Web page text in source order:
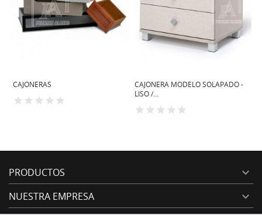
CAJONERAS
CAJONERA MODELO SOLAPADO -
LISO /...
PRODUCTOS 
NUESTRA EMPRESA 